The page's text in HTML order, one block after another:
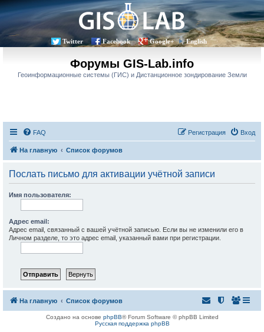
Twitter Facebook Google+ English
Форумы GIS-Lab.info
Геоинформационные системы (ГИС) и Дистанционное зондирование Земли
FAQ Вход
Регистрация
На главную Список форумов
Послать письмо для активации учётной записи
Имя пользователя:
Адрес email:
Адрес email, связанный с вашей учётной записью. Если вы не изменили его в
Личном разделе, то это адрес email, указанный вами при регистрации.
На главную Список форумов
Создано на основе phpBB® Forum Software © phpBB Limited
Русская поддержка phpBB